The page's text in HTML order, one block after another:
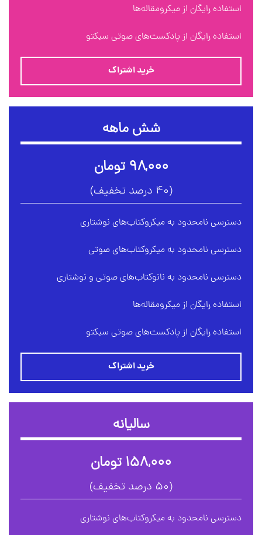
استفاده رایگان از میکرومقاله‌ها
استفاده رایگان از پادکست‌های صوتی سبکتو
خرید اشتراک
شش ماهه
۹۸,۰۰۰ تومان
(۴۰ درصد تخفیف)
دسترسی نامحدود به میکروکتاب‌های نوشتاری
دسترسی نامحدود به میکروکتاب‌های صوتی
دسترسی نامحدود به نانوکتاب‌های صوتی و نوشتاری
استفاده رایگان از میکرومقاله‌ها
استفاده رایگان از پادکست‌های صوتی سبکتو
خرید اشتراک
سالیانه
۱۵۸,۰۰۰ تومان
(۵۰ درصد تخفیف)
دسترسی نامحدود به میکروکتاب‌های نوشتاری